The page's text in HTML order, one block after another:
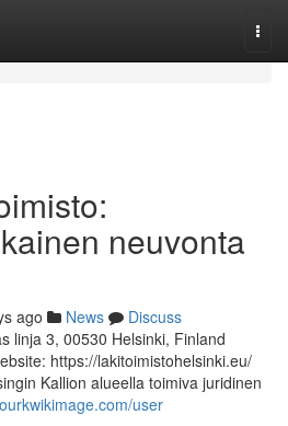
neuvonta
ago News
Discuss
linja 3, 00530 Helsinki, Finland
https://lakitoimistohelsinki.eu/
Kallion alueella toimiva juridinen
user